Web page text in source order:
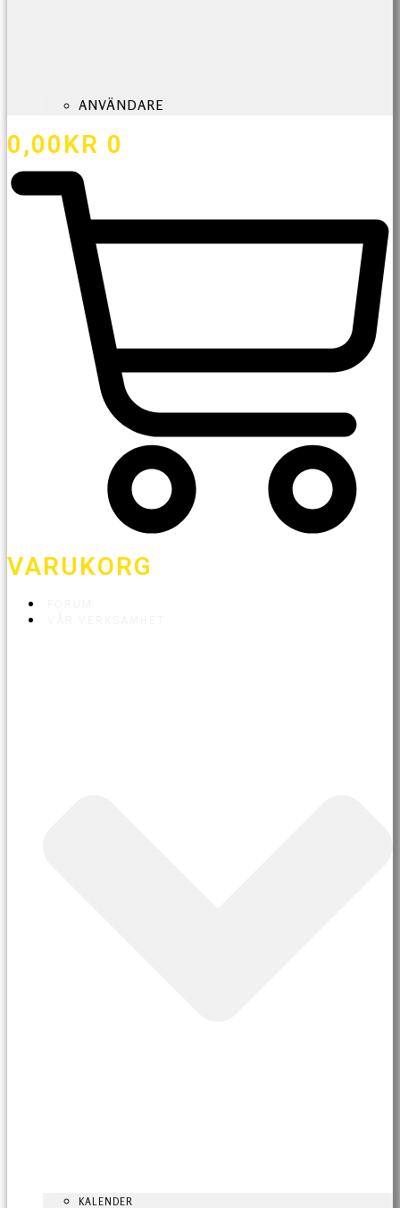
ANVÄNDARE
0,00KR 0
VARUKORG
KALENDER